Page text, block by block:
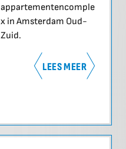
appartementencomple
x in Amsterdam Oud-
Zuid.
LEES MEER